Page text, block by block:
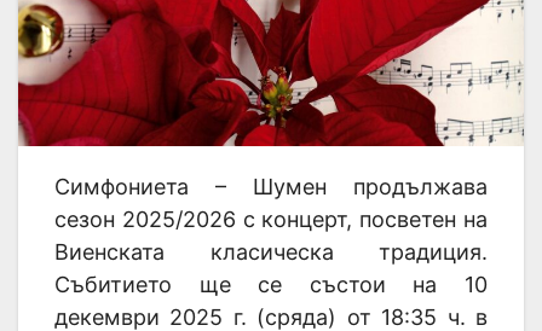
Симфониета – Шумен продължава
сезон 2025/2026 с концерт, посветен на
Виенската класическа традиция.
Събитието ще се състои на 10
декември 2025 г. (сряда) от 18:35 ч. в